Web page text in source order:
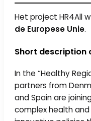
Het project HR4All
de Europese Unie.
Short description
In the “Healthy
partners from
and Spain are
complex health